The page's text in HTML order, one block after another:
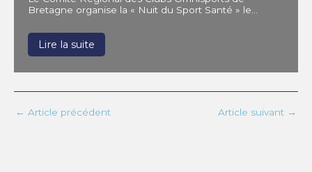
Bretagne organise la « Nuit du Sport Santé » le…
Lire la suite
← Article précédent Article suivant →